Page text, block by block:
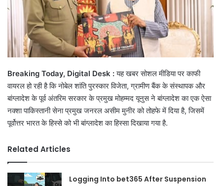
Breaking Today, Digital Desk :यह खबर सोशल मीडिया पर काफी
वायरल हो रही है कि नोबेल शांति पुरस्कार विजेता, ग्रामीण बैंक के संस्थापक और
बांग्लादेश के पूर्व अंतरिम सरकार के प्रमुख मोहम्मद यूनुस ने बांग्लादेश का एक ऐसा
नक्शा पाकिस्तानी सेना प्रमुख जनरल असीम मुनीर को तोहफे में दिया है, जिसमें
पूर्वोत्तर भारत के हिस्से को भी बांग्लादेश का हिस्सा दिखाया गया है.
Related Articles
Logging Into bet365 After Suspension